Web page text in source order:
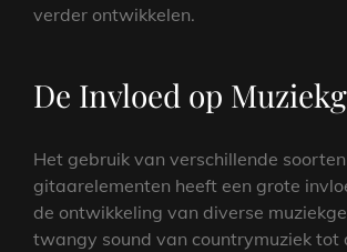
verder ontwikkelen.
De Invloed op
Het gebruik van verschillende soorten
gitaarelementen heeft een grote
de ontwikkeling van diverse
twangy sound van countrymuziek tot